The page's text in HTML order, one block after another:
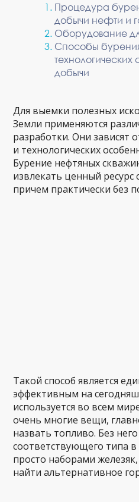
Процедура
добычи нефти и
Оборудование
Способы
технологических
добычи
Для выемки полезных
Земли применяются
разработки. Они зависят
и технологических
Бурение нефтяных
извлекать ценный ресурс
причем практически без
Такой способ является
эффективным на
используется во всем
очень многие вещи,
назвать топливо. Без
соответствующего типа в
просто наборами
найти альтернативное